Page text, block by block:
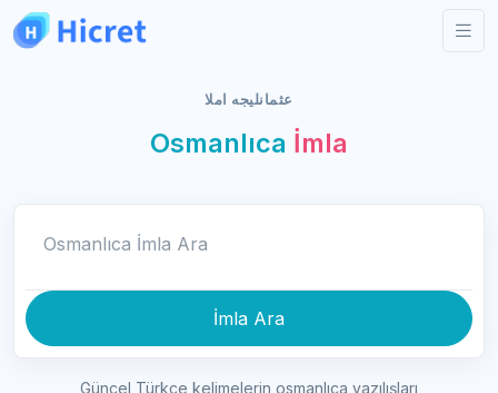
عثمانليجه املا
Osmanlıca İmla
İmla Ara
Güncel Türkçe kelimelerin osmanlıca yazılışları